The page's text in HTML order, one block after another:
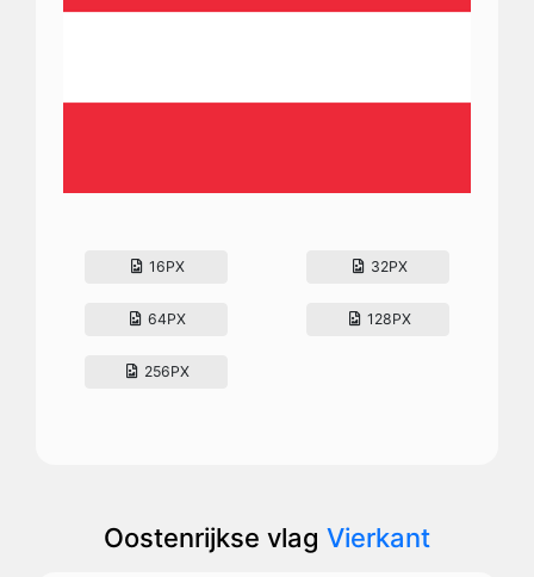
16PX 32PX
64PX 128PX
256PX
Oostenrijkse vlag Vierkant